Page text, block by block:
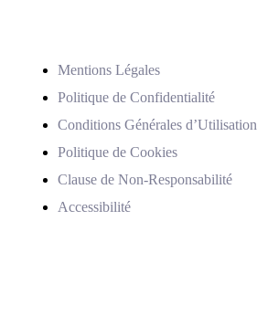
Mentions Légales
Politique de Confidentialité
Conditions Générales d’Utilisation
Politique de Cookies
Clause de Non-Responsabilité
Accessibilité